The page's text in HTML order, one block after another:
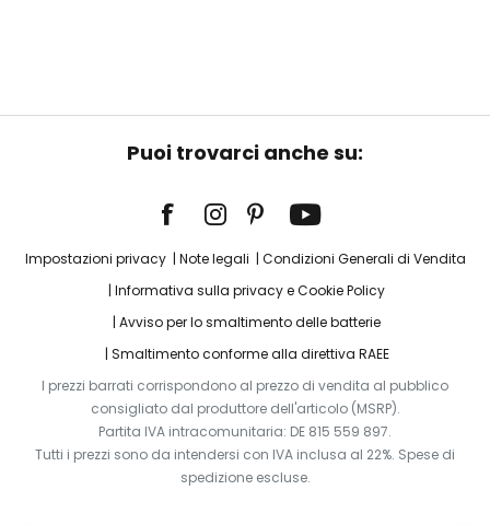
Puoi trovarci anche su:
Impostazioni privacy Note legali
Condizioni Generali di Vendita
Informativa sulla privacy e Cookie Policy
Avviso per lo smaltimento delle batterie
Smaltimento conforme alla direttiva RAEE
I prezzi barrati corrispondono al prezzo di vendita al pubblico
consigliato dal produttore dell'articolo (MSRP).
Partita IVA intracomunitaria: DE 815 559 897.
Tutti i prezzi sono da intendersi con IVA inclusa al 22%. Spese di
spedizione escluse.